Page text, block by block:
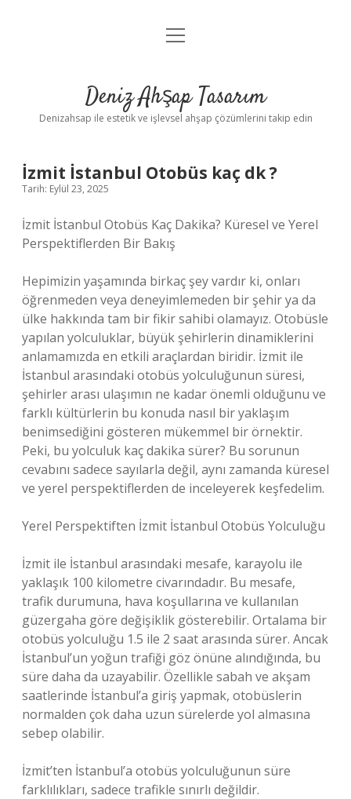
Anasayfa
Yasal Uyarı
menüyü
Deniz Ahşap Tasarım
Denizahsap ile estetik ve işlevsel ahşap çözümlerini takip edin
İzmit İstanbul Otobüs kaç dk ?
Tarih: Eylül 23, 2025
İzmit İstanbul Otobüs Kaç Dakika? Küresel ve Yerel
Perspektiflerden Bir Bakış
Hepimizin yaşamında birkaç şey vardır ki, onları
öğrenmeden veya deneyimlemeden bir şehir ya da
ülke hakkında tam bir fikir sahibi olamayız. Otobüsle
yapılan yolculuklar, büyük şehirlerin dinamiklerini
anlamamızda en etkili araçlardan biridir. İzmit ile
İstanbul arasındaki otobüs yolculuğunun süresi,
şehirler arası ulaşımın ne kadar önemli olduğunu ve
farklı kültürlerin bu konuda nasıl bir yaklaşım
benimsediğini gösteren mükemmel bir örnektir.
Peki, bu yolculuk kaç dakika sürer? Bu sorunun
cevabını sadece sayılarla değil, aynı zamanda küresel
ve yerel perspektiflerden de inceleyerek keşfedelim.
Yerel Perspektiften İzmit İstanbul Otobüs Yolculuğu
İzmit ile İstanbul arasındaki mesafe, karayolu ile
yaklaşık 100 kilometre civarındadır. Bu mesafe,
trafik durumuna, hava koşullarına ve kullanılan
güzergaha göre değişiklik gösterebilir. Ortalama bir
otobüs yolculuğu 1.5 ile 2 saat arasında sürer. Ancak
İstanbul’un yoğun trafiği göz önüne alındığında, bu
süre daha da uzayabilir. Özellikle sabah ve akşam
saatlerinde İstanbul’a giriş yapmak, otobüslerin
normalden çok daha uzun sürelerde yol almasına
sebep olabilir.
İzmit’ten İstanbul’a otobüs yolculuğunun süre
farklılıkları, sadece trafikle sınırlı değildir.